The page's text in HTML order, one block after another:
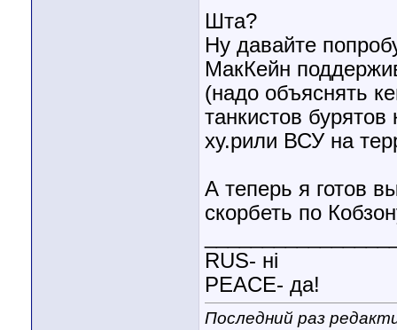
Шта?
Ну давайте
МакКейн
(надо объяснять
танкистов
ху.рили ВСУ на
А теперь я готов
скорбеть по
RUS- ні
PEACE- да!
Последний раз